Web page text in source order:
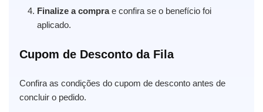
Finalize a comprae confira se o benefício foi
aplicado.
Cupom de Desconto da Fila
Confira as condições do cupom de desconto antes de
concluir o pedido.